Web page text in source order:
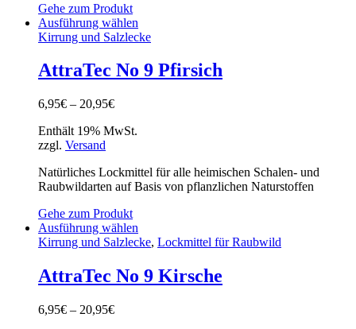
Gehe zum Produkt
Ausführung wählen
Kirrung und Salzlecke
AttraTec No 9 Pfirsich
6,95€ – 20,95€
Enthält 19% MwSt.
zzgl. Versand
Natürliches Lockmittel für alle heimischen Schalen- und
Raubwildarten auf Basis von pflanzlichen Naturstoffen
Gehe zum Produkt
Ausführung wählen
Kirrung und Salzlecke, Lockmittel für Raubwild
AttraTec No 9 Kirsche
6,95€ – 20,95€